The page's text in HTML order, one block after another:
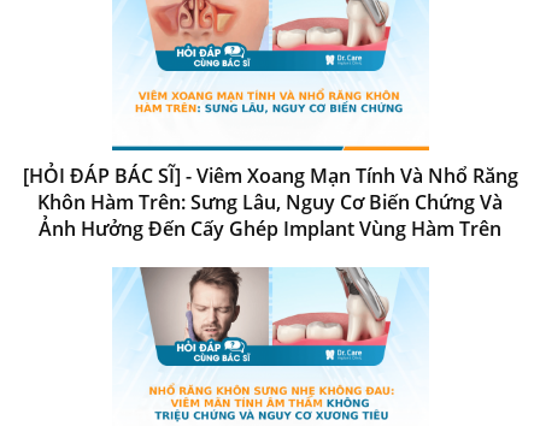
[HỎI ĐÁP BÁC SĨ] - Viêm Xoang Mạn Tính Và Nhổ Răng
Khôn Hàm Trên: Sưng Lâu, Nguy Cơ Biến Chứng Và
Ảnh Hưởng Đến Cấy Ghép Implant Vùng Hàm Trên